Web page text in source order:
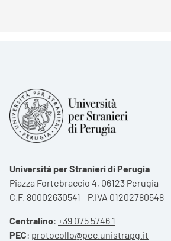
Università per Stranieri di Perugia
Piazza Fortebraccio 4, 06123 Perugia
C.F. 80002630541 - P.IVA 01202780548
Centralino: +39 075 5746 1
PEC: protocollo@pec.unistrapg.it